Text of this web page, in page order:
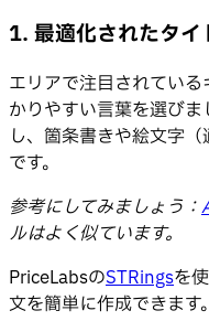
1. 最適化されたタイ
エリアで注目されてい
かりやすい言葉を選び
し、箇条書きや絵文字
です。
参考にしてみましょう：
ルはよく似ています。
PriceLabsのSTRingsを
文を簡単に作成できます。